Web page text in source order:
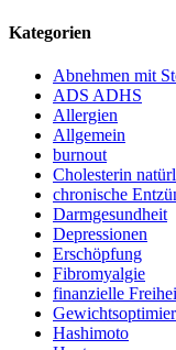
Kategorien
Abnehmen mit
ADS ADHS
Allergien
Allgemein
burnout
Cholesterin
chronische
Darmgesundheit
Depressionen
Erschöpfung
Fibromyalgie
finanzielle
Hashimoto